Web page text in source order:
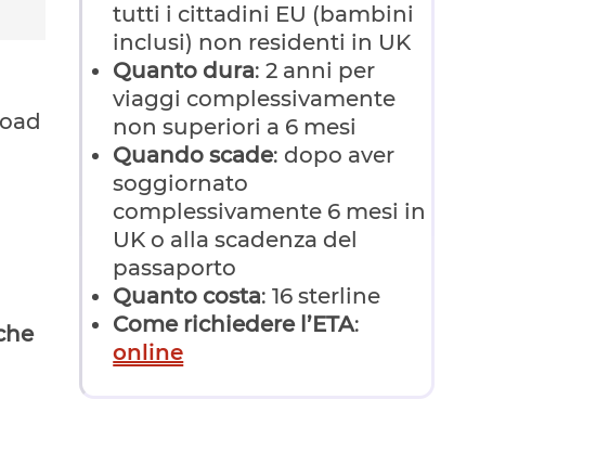
tutti i cittadini EU (bambini
inclusi) non residenti in UK
Quanto dura: 2 anni per
viaggi complessivamente
non superiori a 6 mesi
Quando scade: dopo aver
soggiornato
complessivamente 6 mesi in
UK o alla scadenza del
passaporto
Quanto costa: 16 sterline
Come richiedere l’ETA:
online